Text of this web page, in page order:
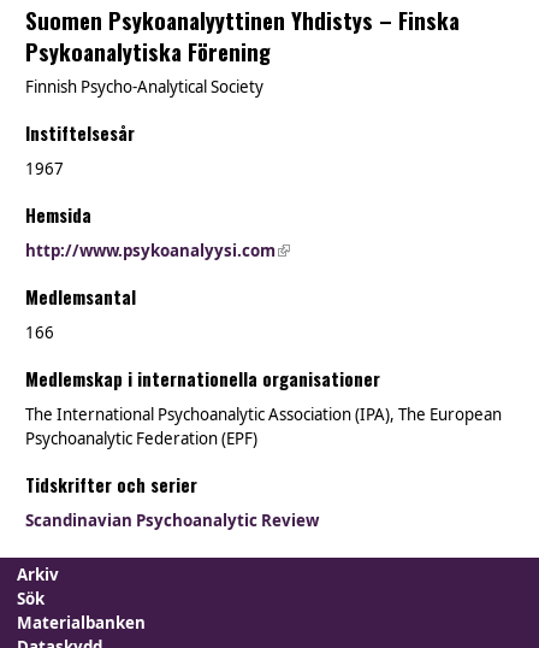
Suomen Psykoanalyyttinen Yhdistys – Finska
Psykoanalytiska Förening
Finnish Psycho-Analytical Society
Instiftelsesår
1967
Hemsida
http://www.psykoanalyysi.com(link is external)
Medlemsantal
166
Medlemskap i internationella organisationer
The International Psychoanalytic Association (IPA), The European
Psychoanalytic Federation (EPF)
Tidskrifter och serier
Scandinavian Psychoanalytic Review
Arkiv
Sök
Materialbanken